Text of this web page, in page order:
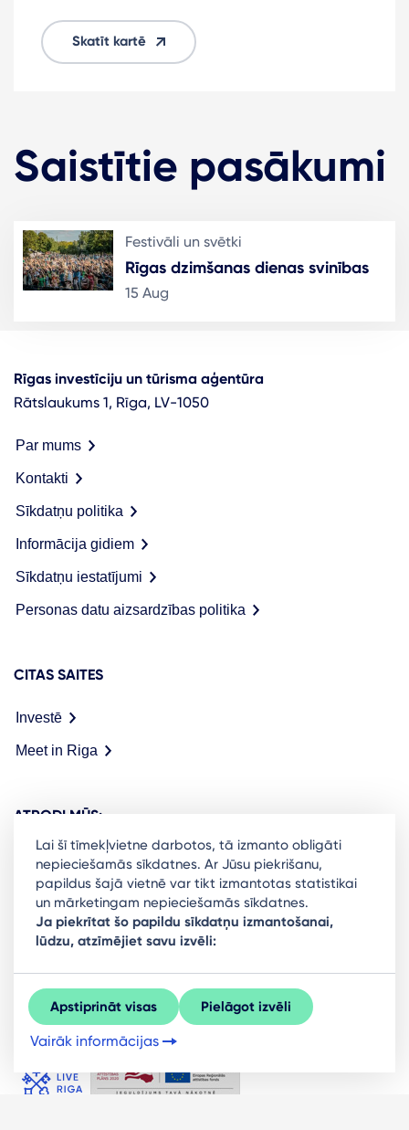
Skatīt kartē
Saistītie pasākumi
Festivāli un svētki
Rīgas dzimšanas dienas svinības
15 Aug
Rīgas investīciju un tūrisma aģentūra
Rātslaukums 1, Rīga, LV-1050
Par mums
Kontakti
Sīkdatņu politika
Informācija gidiem
Sīkdatņu iestatījumi
Personas datu aizsardzības politika
CITAS SAITES
Investē
Meet in Riga
ATRODI MŪS:
Ready to stay in the loop on Rigas business
community? Subscribe to our newsletter.
Sign Up
Lai šī tīmekļvietne darbotos, tā izmanto obligāti
nepieciešamās sīkdatnes. Ar Jūsu piekrišanu,
papildus šajā vietnē var tikt izmantotas statistikai
un mārketingam nepieciešamās sīkdatnes.
Ja piekrītat šo papildu sīkdatņu izmantošanai,
lūdzu, atzīmējiet savu izvēli:
Apstiprināt visas Pielāgot izvēli
Vairāk informācijas